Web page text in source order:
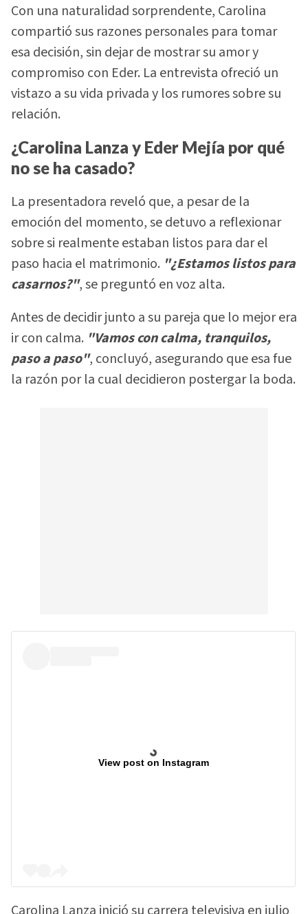
Con una naturalidad sorprendente, Carolina
compartió sus razones personales para tomar
esa decisión, sin dejar de mostrar su amor y
compromiso con Eder. La entrevista ofreció un
vistazo a su vida privada y los rumores sobre su
relación.
¿Carolina Lanza y Eder Mejía por qué
no se ha casado?
La presentadora reveló que, a pesar de la
emoción del momento, se detuvo a reflexionar
sobre si realmente estaban listos para dar el
paso hacia el matrimonio. "¿Estamos listos para
casarnos?", se preguntó en voz alta.
Antes de decidir junto a su pareja que lo mejor era
ir con calma. "Vamos con calma, tranquilos,
paso a paso", concluyó, asegurando que esa fue
la razón por la cual decidieron postergar la boda.
View post on Instagram